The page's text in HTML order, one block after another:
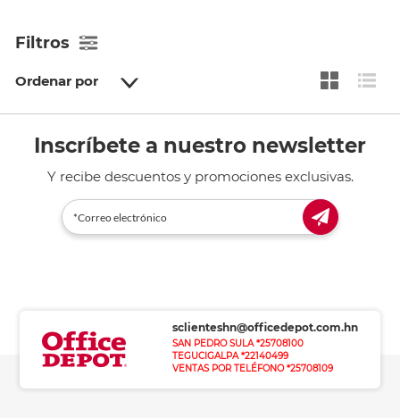
Filtros
Ordenar por
Inscríbete a nuestro newsletter
Y recibe descuentos y promociones exclusivas.
sclienteshn@officedepot.com.hn
SAN PEDRO SULA *25708100
TEGUCIGALPA *22140499
VENTAS POR TELÉFONO *25708109